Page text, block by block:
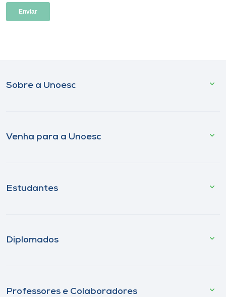
Sobre a Unoesc
Venha para a Unoesc
Estudantes
Diplomados
Professores e Colaboradores